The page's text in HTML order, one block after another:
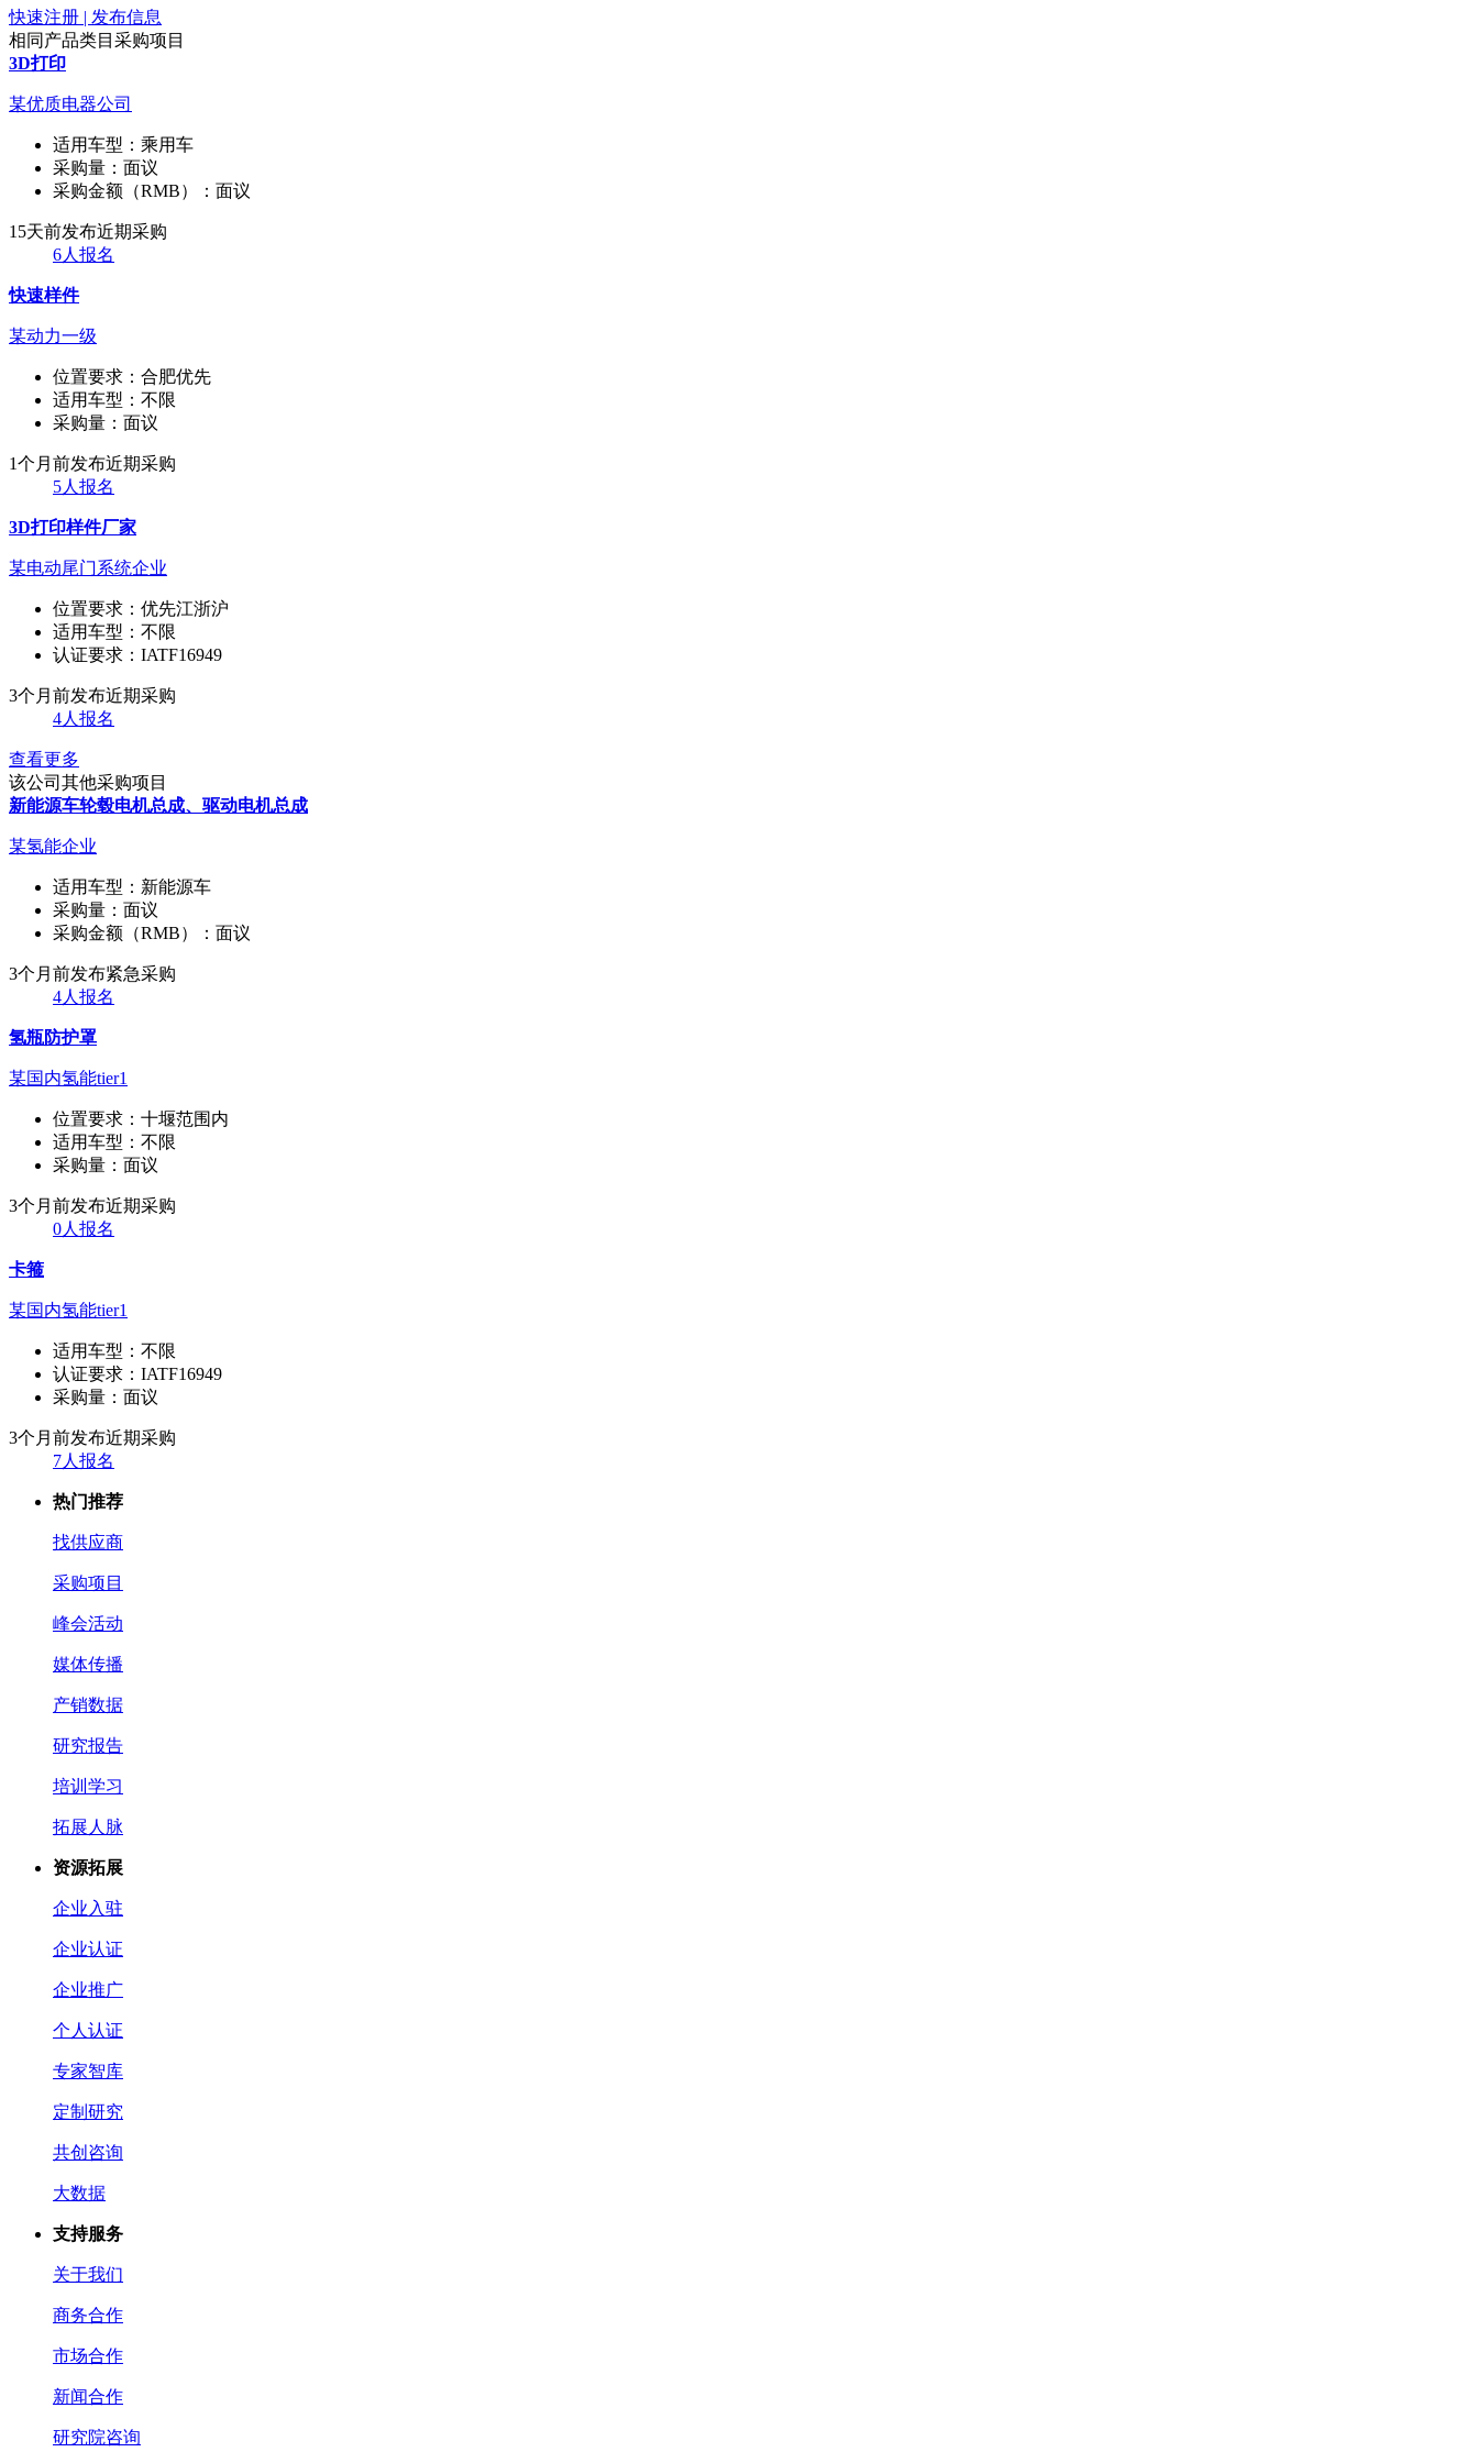
快速注册 | 发布信息
相同产品类目采购项目
3D打印
某优质电器公司
适用车型： 乘用车
采购量： 面议
采购金额（RMB）： 面议
15天前发布近期采购
6人报名
快速样件
某动力一级
位置要求： 合肥优先
适用车型： 不限
采购量： 面议
1个月前发布近期采购
5人报名
3D打印样件厂家
某电动尾门系统企业
位置要求： 优先江浙沪
适用车型： 不限
认证要求： IATF16949
3个月前发布近期采购
4人报名
查看更多
该公司其他采购项目
新能源车轮毂电机总成、驱动电机总成
某氢能企业
适用车型： 新能源车
采购量： 面议
采购金额（RMB）： 面议
3个月前发布紧急采购
4人报名
氢瓶防护罩
某国内氢能tier1
位置要求： 十堰范围内
适用车型： 不限
采购量： 面议
3个月前发布近期采购
0人报名
卡箍
某国内氢能tier1
适用车型： 不限
认证要求： IATF16949
采购量： 面议
3个月前发布近期采购
7人报名
热门推荐
找供应商
采购项目
峰会活动
媒体传播
产销数据
研究报告
培训学习
拓展人脉
资源拓展
企业入驻
企业认证
企业推广
个人认证
专家智库
定制研究
共创咨询
大数据
支持服务
关于我们
商务合作
市场合作
新闻合作
研究院咨询